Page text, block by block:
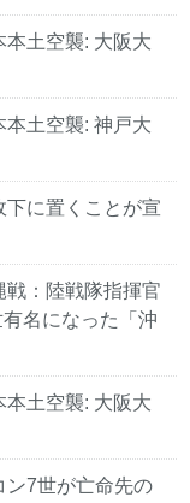
土空襲: 大阪大
土空襲: 神戸大
下に置くことが宣
戦：陸戦隊指揮官
名になった「沖
土空襲: 大阪大
ン7世が亡命先の